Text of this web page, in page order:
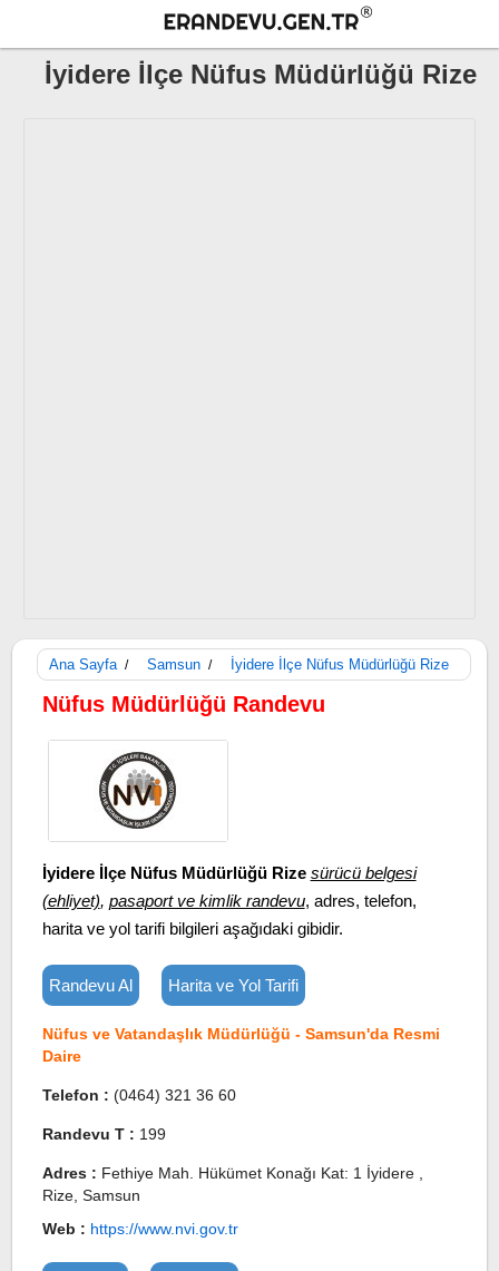
İyidere İlçe Nüfus Müdürlüğü Rize
Ana Sayfa / Samsun / İyidere İlçe Nüfus Müdürlüğü Rize
Nüfus Müdürlüğü Randevu
İyidere İlçe Nüfus Müdürlüğü Rize sürücü belgesi
(ehliyet), pasaport ve kimlik randevu, adres, telefon,
harita ve yol tarifi bilgileri aşağıdaki gibidir.
Randevu Al Harita ve Yol Tarifi
Nüfus ve Vatandaşlık Müdürlüğü - Samsun'da Resmi
Daire
Telefon : (0464) 321 36 60
Randevu T : 199
Adres : Fethiye Mah. Hükümet Konağı Kat: 1 İyidere ,
Rize, Samsun
Web : https://www.nvi.gov.tr